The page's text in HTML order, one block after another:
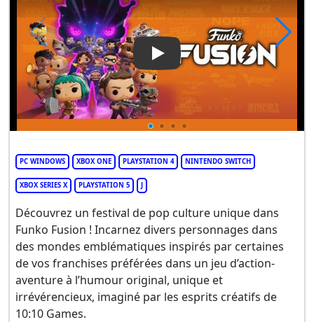
Play Video: Funko Fusion
PC WINDOWS XBOX ONE PLAYSTATION 4 NINTENDO SWITCH
XBOX SERIES X PLAYSTATION 5 J
Découvrez un festival de pop culture unique dans
Funko Fusion ! Incarnez divers personnages dans
des mondes emblématiques inspirés par certaines
de vos franchises préférées dans un jeu d’action-
aventure à l’humour original, unique et
irrévérencieux, imaginé par les esprits créatifs de
10:10 Games.